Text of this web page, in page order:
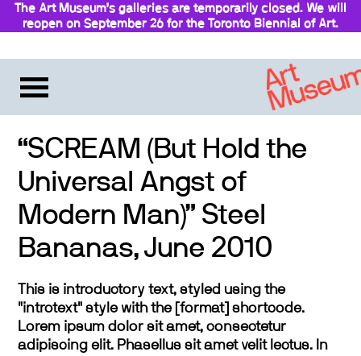
The Art Museum’s galleries are temporarily closed. We will
reopen on September 26 for the Toronto Biennial of Art.
“SCREAM (But Hold the
Universal Angst of
Modern Man)” Steel
Bananas, June 2010
This is introductory text, styled using the
"introtext" style with the [format] shortcode.
Lorem ipsum dolor sit amet, consectetur
adipiscing elit. Phasellus sit amet velit lectus. In